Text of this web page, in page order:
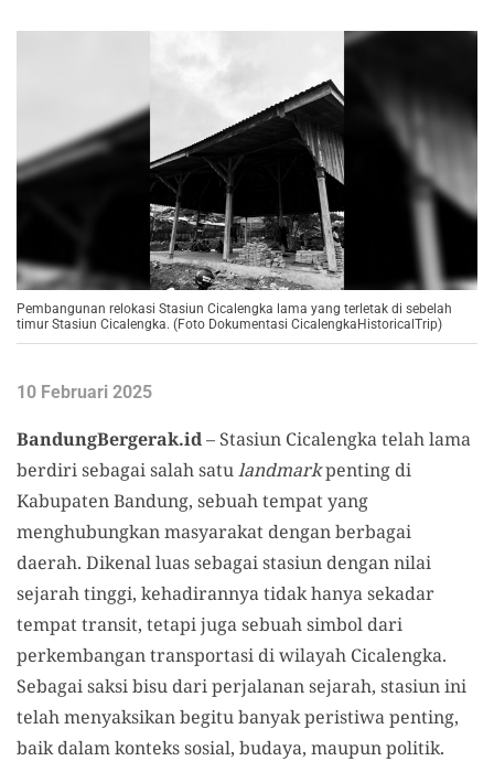
Pembangunan relokasi Stasiun Cicalengka lama yang terletak di sebelah
timur Stasiun Cicalengka. (Foto Dokumentasi CicalengkaHistoricalTrip)
10 Februari 2025
BandungBergerak.id– Stasiun Cicalengka telah lama
berdiri sebagai salah satulandmarkpenting di
Kabupaten Bandung, sebuah tempat yang
menghubungkan masyarakat dengan berbagai
daerah. Dikenal luas sebagai stasiun dengan nilai
sejarah tinggi, kehadirannya tidak hanya sekadar
tempat transit, tetapi juga sebuah simbol dari
perkembangan transportasi di wilayah Cicalengka.
Sebagai saksi bisu dari perjalanan sejarah, stasiun ini
telah menyaksikan begitu banyak peristiwa penting,
baik dalam konteks sosial, budaya, maupun politik.